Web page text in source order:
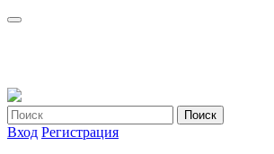
Вход Регистрация